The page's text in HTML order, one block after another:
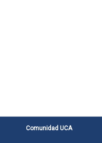
Comunidad UCA